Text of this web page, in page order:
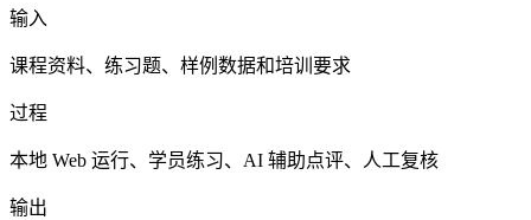
输入
课程资料、练习题、样例数据和培训要求
过程
本地 Web 运行、学员练习、AI 辅助点评、人工复核
输出